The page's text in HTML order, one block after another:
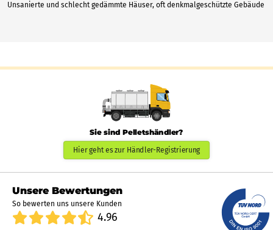
Unsanierte und schlecht gedämmte Häuser, oft denkmalgeschützte Gebäude
Sie sind Pelletshändler?
Hier geht es zur Händler-Registrierung
Unsere Bewertungen
So bewerten uns unsere Kunden
4.96